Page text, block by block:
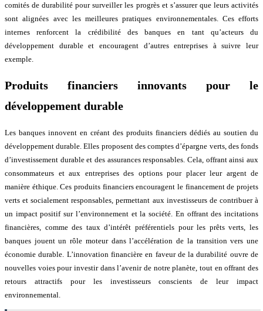
comités de durabilité pour surveiller les progrès et s’assurer que leurs activités
sont alignées avec les meilleures pratiques environnementales. Ces efforts
internes renforcent la crédibilité des banques en tant qu’acteurs du
développement durable et encouragent d’autres entreprises à suivre leur
exemple.
Produits financiers innovants pour le
développement durable
Les banques innovent en créant des produits financiers dédiés au soutien du
développement durable. Elles proposent des comptes d’épargne verts, des fonds
d’investissement durable et des assurances responsables. Cela, offrant ainsi aux
consommateurs et aux entreprises des options pour placer leur argent de
manière éthique. Ces produits financiers encouragent le financement de projets
verts et socialement responsables, permettant aux investisseurs de contribuer à
un impact positif sur l’environnement et la société. En offrant des incitations
financières, comme des taux d’intérêt préférentiels pour les prêts verts, les
banques jouent un rôle moteur dans l’accélération de la transition vers une
économie durable. L’innovation financière en faveur de la durabilité ouvre de
nouvelles voies pour investir dans l’avenir de notre planète, tout en offrant des
retours attractifs pour les investisseurs conscients de leur impact
environnemental.